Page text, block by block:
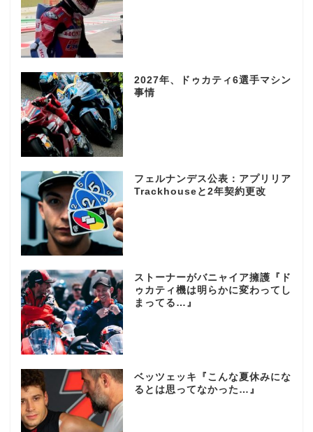
2027年、ドゥカティ6選手マシン
事情
フェルナンデス公表：アプリリア
Trackhouseと2年契約更改
ストーナーがバニャイア擁護『ド
ゥカティ機は明らかに変わってし
まってる…』
ベッツェッキ『こんな夏休みにな
るとは思ってなかった…』